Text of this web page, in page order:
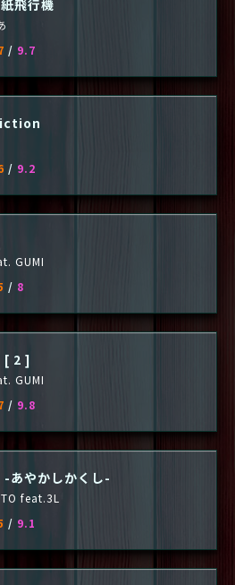
飛行機
/ 9.7
/ 9.2
GUMI
/ 8
[ 2 ]
GUMI
/ 9.8
-あやかしかくし-
feat.3L
/ 9.1